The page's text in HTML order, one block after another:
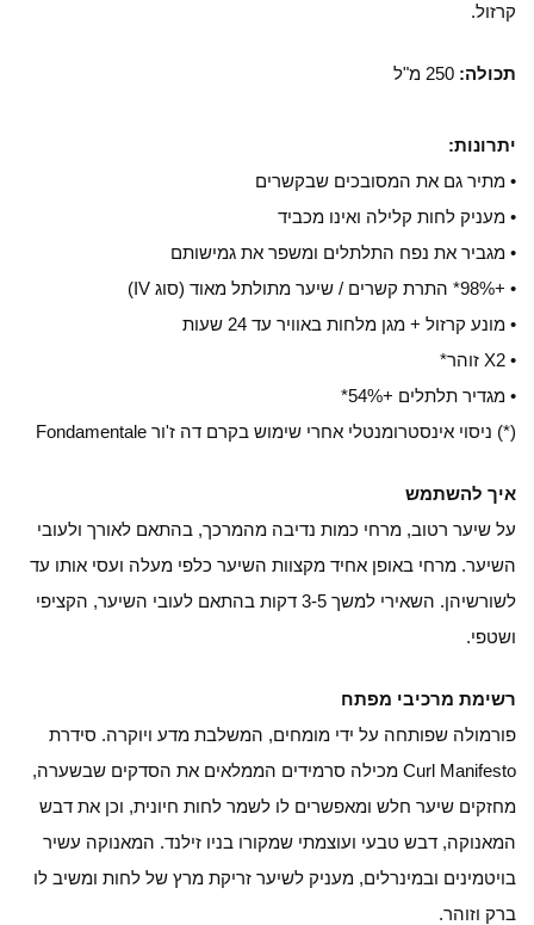
קרזול.
תכולה:
יתרונות:
• מתיר גם את המסובכים שבקשרים
• מעניק לחות קלילה ואינו מכביד
• מגביר את נפח התלתלים ומשפר את גמישותם
• +98%* התרת קשרים / שיער מתולתל מאוד (סוג IV)
• מונע קרזול + מגן מלחות באוויר עד 24 שעות
• X2 זוהר*
• מגדיר תלתלים +54%*
(*) ניסוי אינסטרומנטלי אחרי שימוש בקרם דה ז'ור Fondamentale
איך להשתמש
על שיער רטוב, מרחי כמות נדיבה מהמרכך, בהתאם לאורך ולעובי
השיער. מרחי באופן אחיד מקצוות השיער כלפי מעלה ועסי אותו עד
לשורשיהן. השאירי למשך 3-5 דקות בהתאם לעובי השיער, הקציפי
ושטפי.
רשימת מרכיבי מפתח
פורמולה שפותחה על ידי מומחים, המשלבת מדע ויוקרה. סידרת
Curl Manifesto מכילה סרמידים הממלאים את הסדקים שבשערה,
מחזקים שיער חלש ומאפשרים לו לשמר לחות חיונית, וכן את דבש
המאנוקה, דבש טבעי ועוצמתי שמקורו בניו זילנד. המאנוקה עשיר
בויטמינים ובמינרלים, מעניק לשיער זריקת מרץ של לחות ומשיב לו
ברק וזוהר.